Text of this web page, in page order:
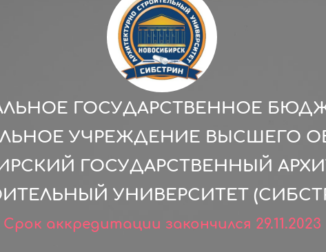
ГОСУДАРСТВЕННОЕ
УЧРЕЖДЕНИЕ ВЫСШЕГО
ГОСУДАРСТВЕННЫЙ
УНИВЕРСИТЕТ
Срок аккредитации закончился 29.11.2023